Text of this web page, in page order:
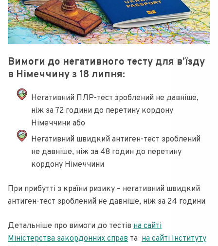
Вимоги до негативного тесту для в’їзду
в Німеччину з 18 липня:
Негативний ПЛР-тест зроблений не давніше,
ніж за 72 години до перетину кордону
Німеччини або
Негативний швидкий антиген-тест зроблений
не давніше, ніж за 48 годин до перетину
кордону Німеччини
При прибутті з країни ризику – негативний швидкий
антиген-тест зроблений не давніше, ніж за 24 години
Детальніше про вимоги до тестів на сайті
Міністерства закордонних справ та на сайті Інституту